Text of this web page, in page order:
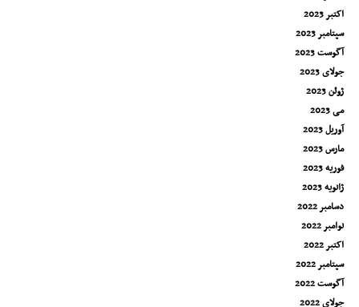
اکتبر 2023
سپتامبر 2023
آگوست 2023
جولای 2023
ژوئن 2023
می 2023
آوریل 2023
مارس 2023
فوریه 2023
ژانویه 2023
دسامبر 2022
نوامبر 2022
اکتبر 2022
سپتامبر 2022
آگوست 2022
جولای 2022